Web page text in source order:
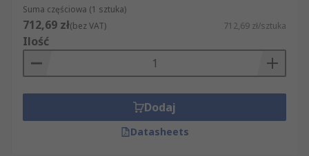
Suma częściowa (1 sztuka)
712,69 zł(bez VAT) 712,69 zł/sztuka
Ilość
Dodaj
Datasheets